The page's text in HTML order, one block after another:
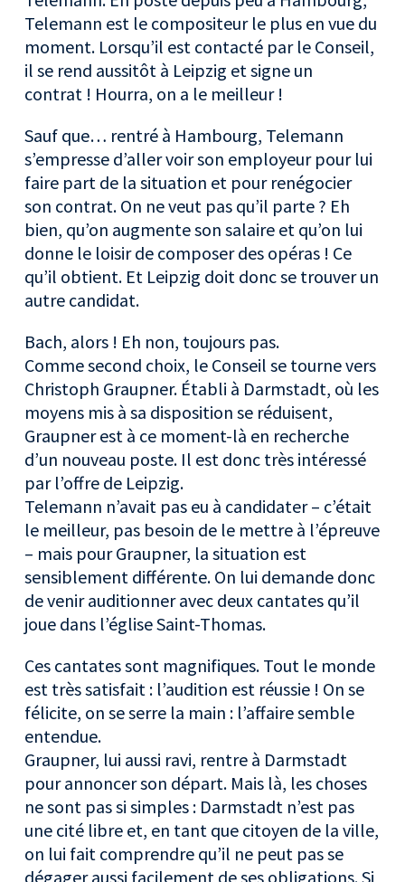
Telemann est le compositeur le plus en vue du
moment. Lorsqu’il est contacté par le Conseil,
il se rend aussitôt à Leipzig et signe un
contrat ! Hourra, on a le meilleur !
Sauf que… rentré à Hambourg, Telemann
s’empresse d’aller voir son employeur pour lui
faire part de la situation et pour renégocier
son contrat. On ne veut pas qu’il parte ? Eh
bien, qu’on augmente son salaire et qu’on lui
donne le loisir de composer des opéras ! Ce
qu’il obtient. Et Leipzig doit donc se trouver un
autre candidat.
Bach, alors ! Eh non, toujours pas.
Comme second choix, le Conseil se tourne vers
Christoph Graupner. Établi à Darmstadt, où les
moyens mis à sa disposition se réduisent,
Graupner est à ce moment-là en recherche
d’un nouveau poste. Il est donc très intéressé
par l’offre de Leipzig.
Telemann n’avait pas eu à candidater – c’était
le meilleur, pas besoin de le mettre à l’épreuve
– mais pour Graupner, la situation est
sensiblement différente. On lui demande donc
de venir auditionner avec deux cantates qu’il
joue dans l’église Saint-Thomas.
Ces cantates sont magnifiques. Tout le monde
est très satisfait : l’audition est réussie ! On se
félicite, on se serre la main : l’affaire semble
entendue.
Graupner, lui aussi ravi, rentre à Darmstadt
pour annoncer son départ. Mais là, les choses
ne sont pas si simples : Darmstadt n’est pas
une cité libre et, en tant que citoyen de la ville,
on lui fait comprendre qu’il ne peut pas se
dégager aussi facilement de ses obligations. Si